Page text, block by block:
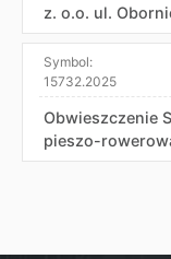
z. o.o. ul.
Symbol:
15732.2025
Obwieszczenie
pieszo-